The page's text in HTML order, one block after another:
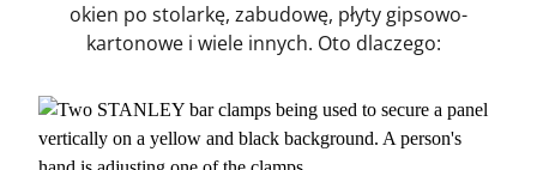
okien po stolarkę, zabudowę, płyty gipsowo-
kartonowe i wiele innych. Oto dlaczego: